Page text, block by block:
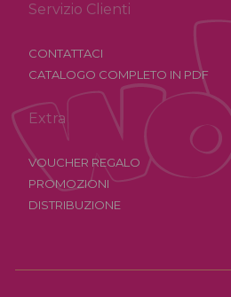
Servizio Clienti
CONTATTACI
CATALOGO COMPLETO IN PDF
Extra
VOUCHER REGALO
PROMOZIONI
DISTRIBUZIONE